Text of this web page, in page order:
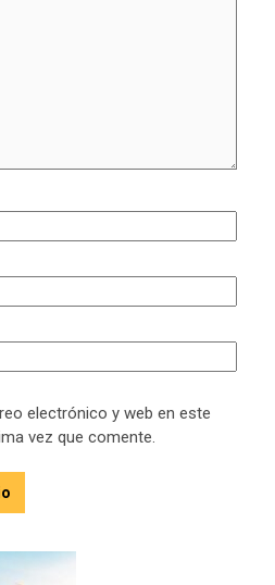
electrónico y web en este
vez que comente.